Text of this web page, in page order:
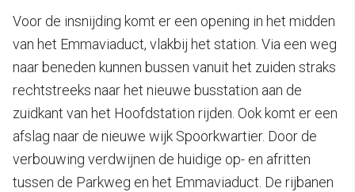
Voor de insnijding komt er een opening in het midden
van het Emmaviaduct, vlakbij het station. Via een weg
naar beneden kunnen bussen vanuit het zuiden straks
rechtstreeks naar het nieuwe busstation aan de
zuidkant van het Hoofdstation rijden. Ook komt er een
afslag naar de nieuwe wijk Spoorkwartier. Door de
verbouwing verdwijnen de huidige op- en afritten
tussen de Parkweg en het Emmaviaduct. De rijbanen